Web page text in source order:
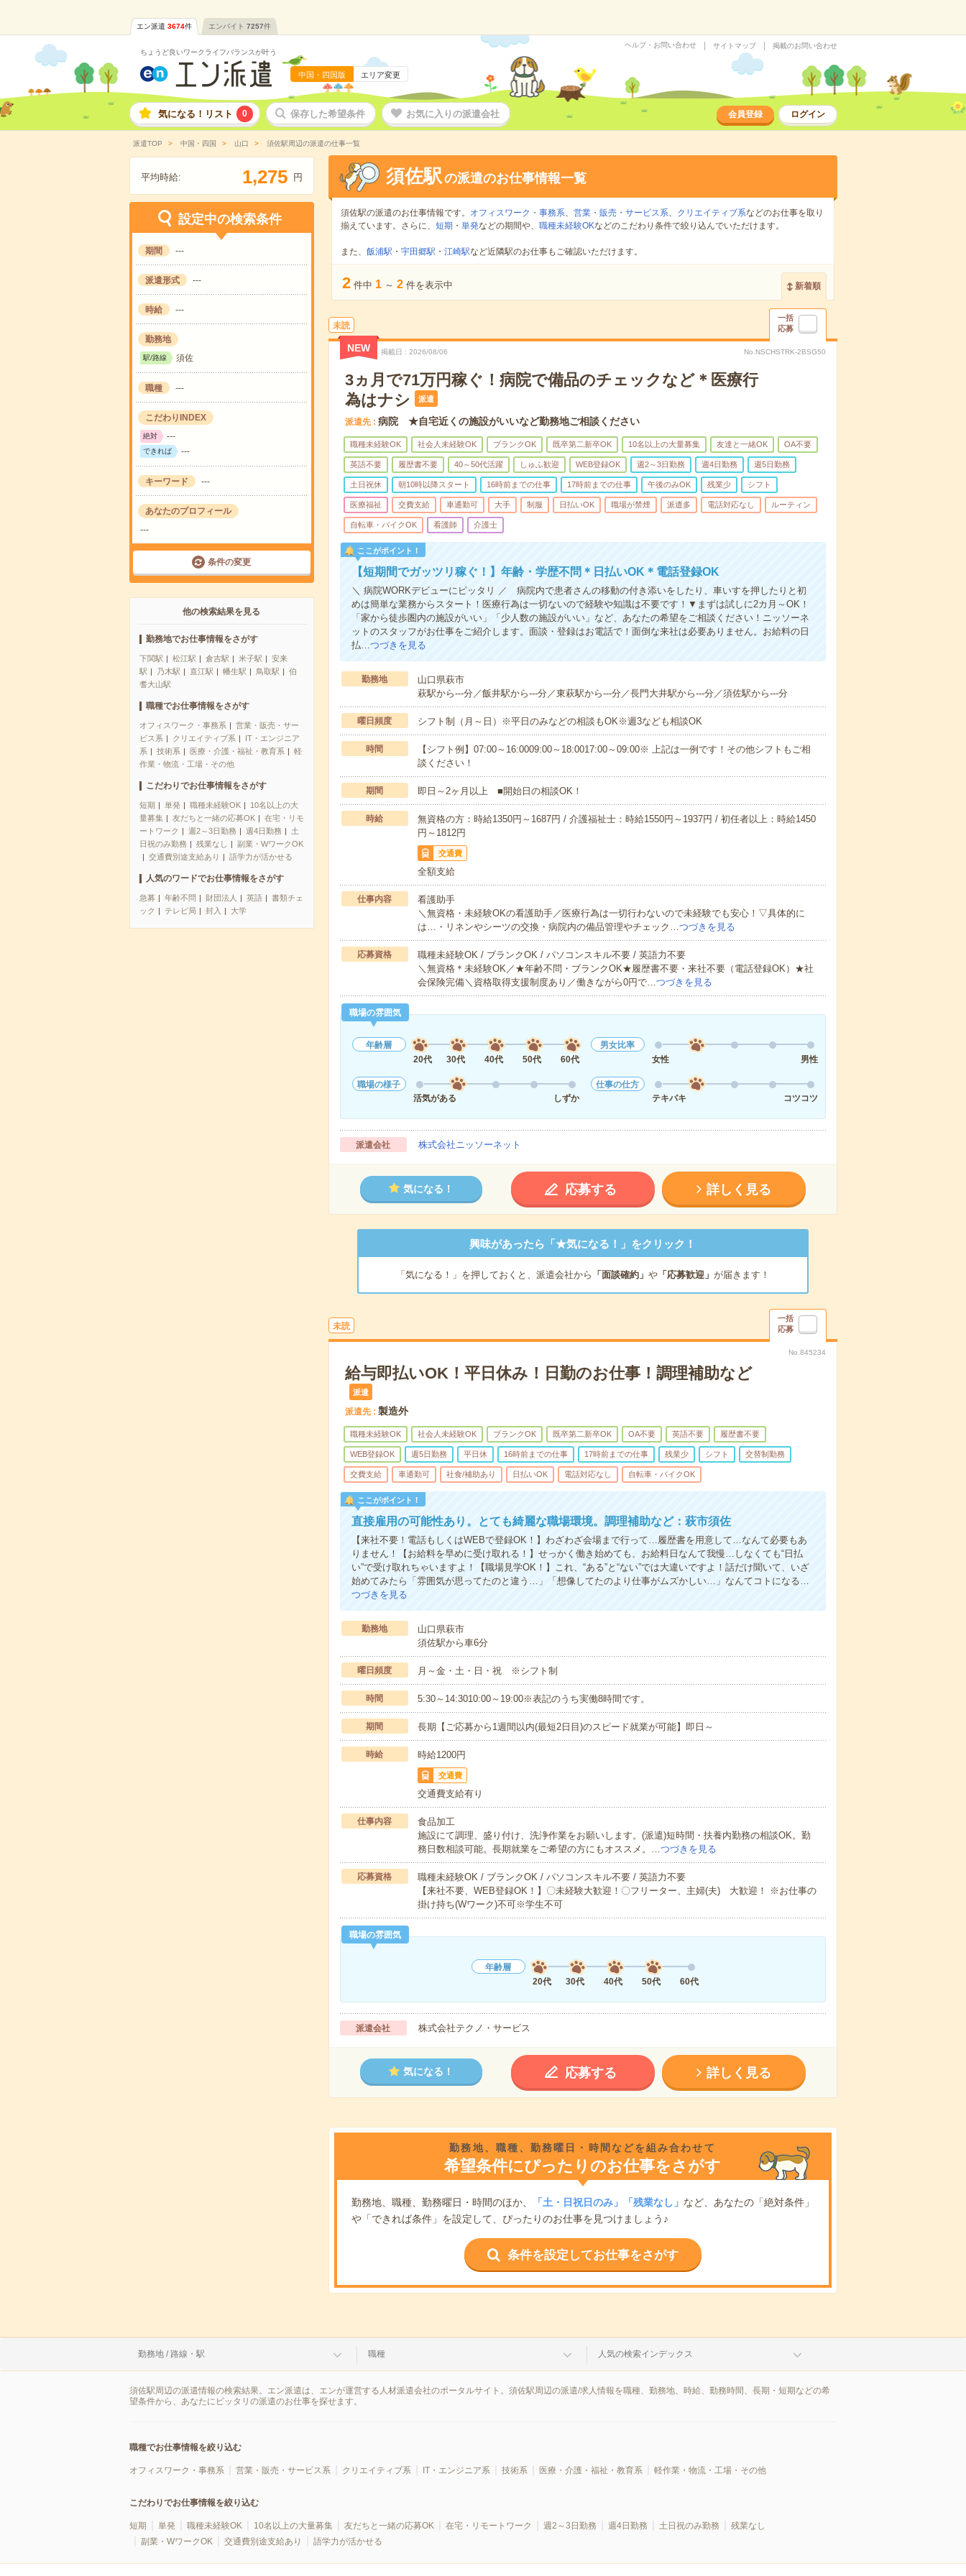
エン派遣 3674件 エンバイト 7257件
ちょうど良いワークライフバランスが叶う
中国・四国版 エリア変更
ヘルプ・お問い合わせ サイトマップ 掲載のお問い合わせ
気になる！リスト 0 保存した希望条件 お気に入りの派遣会社 会員登録 ログイン
派遣TOP 中国・四国 山口 須佐駅周辺の派遣の仕事一覧
平均時給: 1,275 円
設定中の検索条件
期間 ---
派遣形式 ---
時給 ---
勤務地
駅/路線 須佐
職種 ---
こだわりINDEX
絶対 ---
できれば ---
キーワード ---
あなたのプロフィール
---
条件の変更
他の検索結果を見る
勤務地でお仕事情報をさがす
下関駅 松江駅 倉吉駅 米子駅
安来
駅
乃木駅 直江駅 幡生駅 鳥取駅
伯
耆大山駅
職種でお仕事情報をさがす
オフィスワーク・事務系
営業・販売・サー
ビス系
クリエイティブ系
IT・エンジニア
系
技術系 医療・介護・福祉・教育系
軽
作業・物流・工場・その他
こだわりでお仕事情報をさがす
短期 単発 職種未経験OK
10名以上の大
量募集
友だちと一緒の応募OK
在宅・リモ
ートワーク
週2～3日勤務 週4日勤務
土
日祝のみ勤務
残業なし
副業・WワークOK
交通費別途支給あり
語学力が活かせる
人気のワードでお仕事情報をさがす
急募 年齢不問 財団法人 英語
書類チェ
ック
テレビ局 封入 大学
須佐駅の派遣のお仕事情報一覧
須佐駅の派遣のお仕事情報です。 オフィスワーク・事務系、 営業・販売・サービス系、 クリエイティブ系などのお仕事を取り
揃えています。さらに、 短期 ・ 単発などの期間や、 職種未経験OKなどのこだわり条件で絞り込んでいただけます。
また、 飯浦駅 ・ 宇田郷駅 ・ 江崎駅など近隣駅のお仕事もご確認いただけます。
2 件中 1 ～ 2 件を表示中 新着順
未読
一括
応募
NEW 掲載日 2026/08/06 No.NSCHSTRK-2BSG50
3ヵ月で71万円稼ぐ！病院で備品のチェックなど＊医療行
為はナシ
派遣
派遣先 病院 ★自宅近くの施設がいいなど勤務地ご相談ください
職種未経験OK 社会人未経験OK ブランクOK 既卒第二新卒OK 10名以上の大量募集 友達と一緒OK OA不要
英語不要 履歴書不要 40～50代活躍 しゅふ歓迎 WEB登録OK 週2～3日勤務 週4日勤務 週5日勤務
土日祝休 朝10時以降スタート 16時前までの仕事 17時前までの仕事 午後のみOK 残業少 シフト
医療福祉 交費支給 車通勤可 大手 制服 日払いOK 職場が禁煙 派遣多 電話対応なし ルーティン
自転車・バイクOK 看護師 介護士
ここがポイント！
【短期間でガッツリ稼ぐ！】年齢・学歴不問＊日払いOK＊電話登録OK
＼ 病院WORKデビューにピッタリ ／ 病院内で患者さんの移動の付き添いをしたり、車いすを押したりと初
めは簡単な業務からスタート！医療行為は一切ないので経験や知識は不要です！▼まずは試しに2カ月～OK！
「家から徒歩圏内の施設がいい」「少人数の施設がいい」など、あなたの希望をご相談ください！ニッソーネ
ットのスタッフがお仕事をご紹介します。面談・登録はお電話で！面倒な来社は必要ありません。お給料の日
払…つづきを見る
勤務地
山口県萩市
萩駅から---分／飯井駅から---分／東萩駅から---分／長門大井駅から---分／須佐駅から---分
曜日頻度 シフト制（月～日）※平日のみなどの相談もOK※週3なども相談OK
時間
【シフト例】07:00～16:0009:00～18:0017:00～09:00※ 上記は一例です！その他シフトもご相
談ください！
期間 即日～2ヶ月以上 ■開始日の相談OK！
時給
無資格の方：時給1350円～1687円 / 介護福祉士：時給1550円～1937円 / 初任者以上：時給1450
円～1812円
交通費
全額支給
仕事内容
看護助手
＼無資格・未経験OKの看護助手／医療行為は一切行わないので未経験でも安心！▽具体的に
は…・リネンやシーツの交換・病院内の備品管理やチェック…つづきを見る
応募資格
職種未経験OK / ブランクOK / パソコンスキル不要 / 英語力不要
＼無資格＊未経験OK／★年齢不問・ブランクOK★履歴書不要・来社不要（電話登録OK）★社
会保険完備＼資格取得支援制度あり／働きながら0円で…つづきを見る
職場の雰囲気
年齢層
20代
30代 40代 50代 60代
男女比率
女性
男性
職場の様子
活気がある
しずか
仕事の仕方
テキパキ
コツコツ
派遣会社 株式会社ニッソーネット
気になる！ 応募する 詳しく見る
興味があったら「★気になる！」をクリック！
「気になる！」を押しておくと、派遣会社から 「面談確約」 や「応募歓迎」 が届きます！
未読
一括
応募
No.845234
給与即払いOK！平日休み！日勤のお仕事！調理補助など
派遣
派遣先 製造外
職種未経験OK 社会人未経験OK ブランクOK 既卒第二新卒OK OA不要 英語不要 履歴書不要
WEB登録OK 週5日勤務 平日休 16時前までの仕事 17時前までの仕事 残業少 シフト 交替制勤務
交費支給 車通勤可 社食/補助あり 日払いOK 電話対応なし 自転車・バイクOK
ここがポイント！
直接雇用の可能性あり。とても綺麗な職場環境。調理補助など：萩市須佐
【来社不要！電話もしくはWEBで登録OK！】わざわざ会場まで行って…履歴書を用意して…なんて必要もあ
りません！【お給料を早めに受け取れる！】せっかく働き始めても、お給料日なんて我慢…しなくても“日払
い”で受け取れちゃいますよ！【職場見学OK！】これ、“ある”と“ない”では大違いですよ！話だけ聞いて、いざ
始めてみたら「雰囲気が思ってたのと違う…」「想像してたのより仕事がムズかしい…」なんてコトになる…
つづきを見る
勤務地
山口県萩市
須佐駅から車6分
曜日頻度 月～金・土・日・祝 ※シフト制
時間 5:30～14:3010:00～19:00※表記のうち実働8時間です。
期間 長期【ご応募から1週間以内(最短2日目)のスピード就業が可能】即日～
時給 時給1200円
交通費
交通費支給有り
仕事内容
食品加工
施設にて調理、盛り付け、洗浄作業をお願いします。(派遣)短時間・扶養内勤務の相談OK。勤
務日数相談可能。長期就業をご希望の方にもオススメ。…つづきを見る
応募資格
職種未経験OK / ブランクOK / パソコンスキル不要 / 英語力不要
【来社不要、WEB登録OK！】〇未経験大歓迎！〇フリーター、主婦(夫) 大歓迎！ ※お仕事の
掛け持ち(Wワーク)不可※学生不可
職場の雰囲気
年齢層
20代
30代 40代 50代 60代
派遣会社 株式会社テクノ・サービス
気になる！ 応募する 詳しく見る
勤務地、職種、勤務曜日・時間などを組み合わせて
希望条件にぴったりのお仕事をさがす
勤務地、職種、勤務曜日・時間のほか、 「土・日祝日のみ」「残業なし」 など、あなたの「絶対条件」
や「できれば条件」を設定して、ぴったりのお仕事を見つけましょう♪
条件を設定してお仕事をさがす
勤務地 / 路線・駅 職種 人気の検索インデックス
須佐駅周辺の派遣情報の検索結果。エン派遣は、エンが運営する人材派遣会社のポータルサイト。須佐駅周辺の派遣/求人情報を職種、勤務地、時給、勤務時間、長期・短期などの希
望条件から、あなたにピッタリの派遣のお仕事を探せます。
職種でお仕事情報を絞り込む
オフィスワーク・事務系 営業・販売・サービス系 クリエイティブ系 IT・エンジニア系 技術系 医療・介護・福祉・教育系 軽作業・物流・工場・その他
こだわりでお仕事情報を絞り込む
短期 単発 職種未経験OK 10名以上の大量募集 友だちと一緒の応募OK 在宅・リモートワーク 週2～3日勤務 週4日勤務 土日祝のみ勤務
残業なし
副業・WワークOK
交通費別途支給あり 語学力が活かせる